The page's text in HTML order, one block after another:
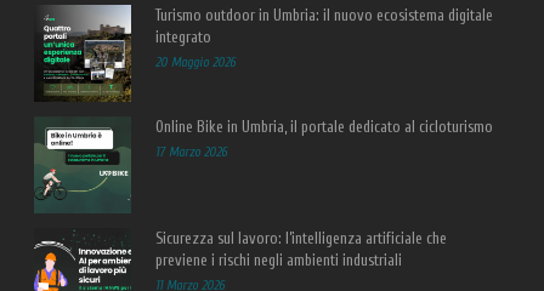
Turismo outdoor in Umbria: il nuovo ecosistema digitale
integrato
20 Maggio 2026
Online Bike in Umbria, il portale dedicato al cicloturismo
17 Marzo 2026
Sicurezza sul lavoro: l’intelligenza artificiale che
previene i rischi negli ambienti industriali
11 Marzo 2026